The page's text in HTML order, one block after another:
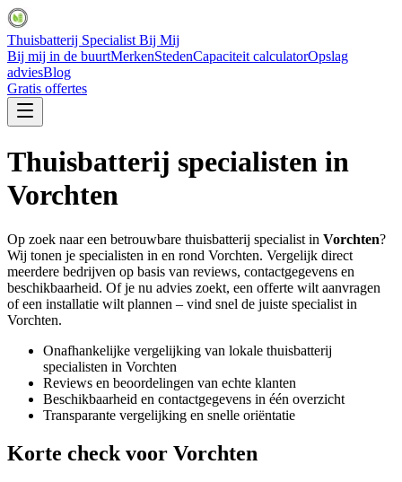
Thuisbatterij Specialist Bij Mij
Bij mij in de buurtMerkenStedenCapaciteit calculatorOpslag
adviesBlog
Gratis offertes
Thuisbatterij specialisten in
Vorchten
Op zoek naar een betrouwbare thuisbatterij specialist in Vorchten?
Wij tonen je specialisten in en rond Vorchten. Vergelijk direct
meerdere bedrijven op basis van reviews, contactgegevens en
beschikbaarheid. Of je nu advies zoekt, een offerte wilt aanvragen
of een installatie wilt plannen – vind snel de juiste specialist in
Vorchten.
Onafhankelijke vergelijking van lokale thuisbatterij
specialisten in Vorchten
Reviews en beoordelingen van echte klanten
Beschikbaarheid en contactgegevens in één overzicht
Transparante vergelijking en snelle oriëntatie
Korte check voor Vorchten